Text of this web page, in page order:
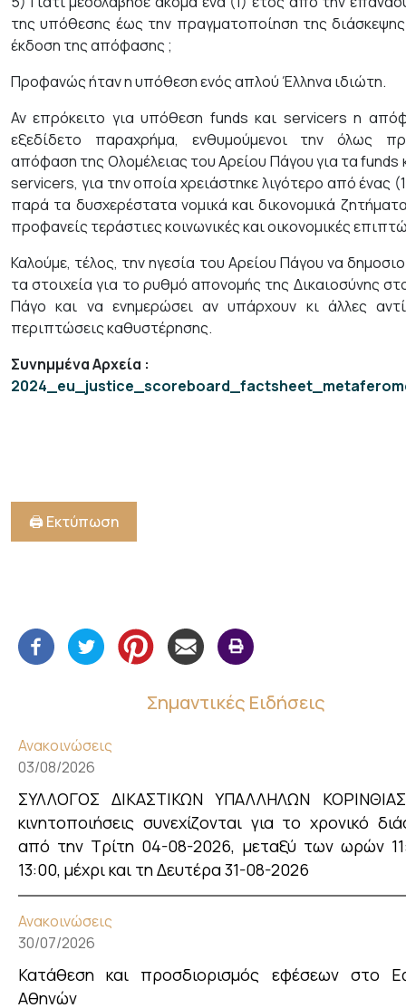
Σημαντικές Ειδήσεις
Ανακοινώσεις
03/08/2026
ΣΥΛΛΟΓΟΣ ΔΙΚΑΣΤΙΚΩΝ ΥΠΑΛΛΗΛΩΝ
κινητοποιήσεις συνεχίζονται για το χρονικό
από την Τρίτη 04-08-2026, μεταξύ των ωρών
13:00, μέχρι και τη Δευτέρα 31-08-2026
Ανακοινώσεις
30/07/2026
Κατάθεση και προσδιορισμός εφέσεων στο
Αθηνών
της υπόθεσης έως την πραγματοποίηση της διάσκεψης
έκδοση της απόφασης ;
Προφανώς ήταν η υπόθεση ενός απλού Έλληνα ιδιώτη.
Αν επρόκειτο για υπόθεση funds και servicers η
εξεδίδετο παραχρήμα, ενθυμούμενοι την όλως
απόφαση της Ολομέλειας του Αρείου Πάγου για τα funds
servicers, για την οποία χρειάστηκε λιγότερο από ένας
παρά τα δυσχερέστατα νομικά και δικονομικά
προφανείς τεράστιες κοινωνικές και οικονομικές
Καλούμε, τέλος, την ηγεσία του Αρείου Πάγου να
τα στοιχεία για το ρυθμό απονομής της Δικαιοσύνης
Πάγο και να ενημερώσει αν υπάρχουν κι άλλες
περιπτώσεις καθυστέρησης.
Συνημμένα Αρχεία :
🖨️ Εκτύπωση